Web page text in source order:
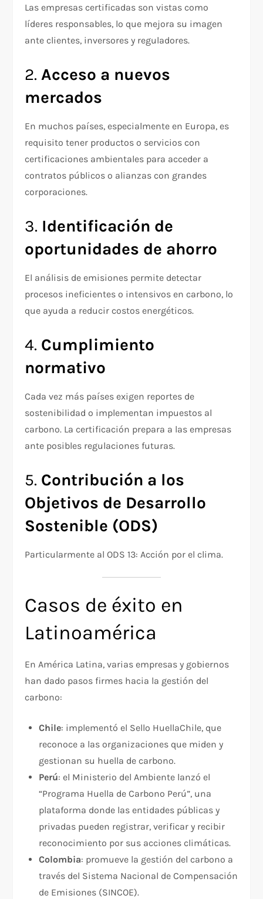
Las empresas certificadas son vistas como
líderes responsables, lo que mejora su imagen
ante clientes, inversores y reguladores.
2.Acceso a nuevos
mercados
En muchos países, especialmente en Europa, es
requisito tener productos o servicios con
certificaciones ambientales para acceder a
contratos públicos o alianzas con grandes
corporaciones.
3. Identificación de
oportunidades de ahorro
El análisis de emisiones permite detectar
procesos ineficientes o intensivos en carbono, lo
que ayuda a reducir costos energéticos.
4. Cumplimiento
normativo
Cada vez más países exigen reportes de
sostenibilidad o implementan impuestos al
carbono. La certificación prepara a las empresas
ante posibles regulaciones futuras.
5. Contribución a los
Objetivos de Desarrollo
Sostenible (ODS)
Particularmente al ODS 13: Acción por el clima.
Casos de éxito en
Latinoamérica
En América Latina, varias empresas y gobiernos
han dado pasos firmes hacia la gestión del
carbono:
Chile: implementó el Sello HuellaChile, que
reconoce a las organizaciones que miden y
gestionan su huella de carbono.
Perú: el Ministerio del Ambiente lanzó el
“Programa Huella de Carbono Perú”, una
plataforma donde las entidades públicas y
privadas pueden registrar, verificar y recibir
reconocimiento por sus acciones climáticas.
Colombia: promueve la gestión del carbono a
través del Sistema Nacional de Compensación
de Emisiones (SINCOE).